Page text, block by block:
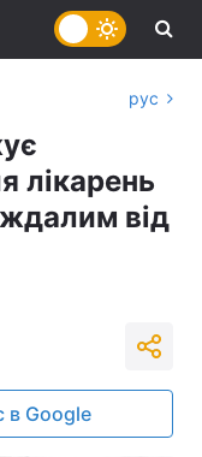
рус
лікарень
від
в Google